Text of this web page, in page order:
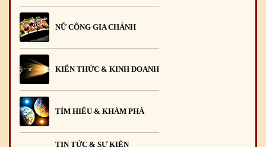
NỮ CÔNG GIA CHÁNH
KIẾN THỨC & KINH DOANH
TÌM HIỂU & KHÁM PHÁ
TIN TỨC & SỰ KIỆN